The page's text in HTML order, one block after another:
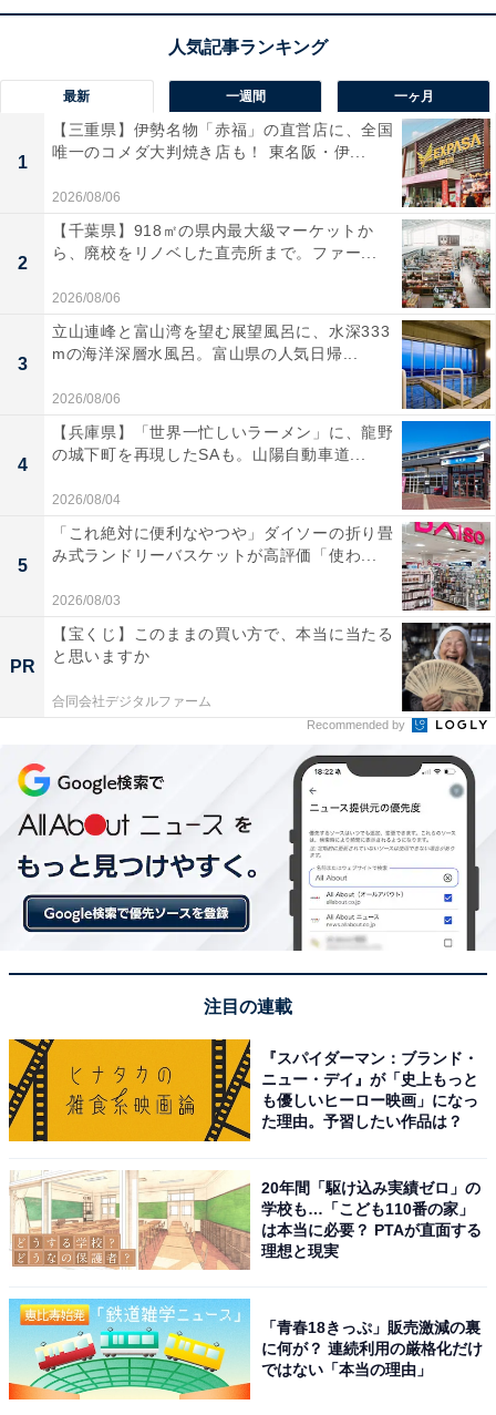
1 2
最新 一週間 一ヶ月
1
【三重県】伊勢名物「赤福」の直営店に、全国
唯一のコメダ大判焼き店も！ 東名阪・伊...
2026/08/06
2
【千葉県】918㎡の県内最大級マーケットか
ら、廃校をリノベした直売所まで。ファー...
2026/08/06
3
立山連峰と富山湾を望む展望風呂に、水深333
mの海洋深層水風呂。富山県の人気日帰...
2026/08/06
4
【兵庫県】「世界一忙しいラーメン」に、龍野
の城下町を再現したSAも。山陽自動車道...
2026/08/04
5
「これ絶対に便利なやつや」ダイソーの折り畳
み式ランドリーバスケットが高評価「使わ...
2026/08/03
PR
【宝くじ】このままの買い方で、本当に当たる
と思いますか
合同会社デジタルファーム
Recommended by
注目の連載
『スパイダーマン：ブランド・
ニュー・デイ』が「史上もっと
も優しいヒーロー映画」になっ
た理由。予習したい作品は？
20年間「駆け込み実績ゼロ」の
学校も…「こども110番の家」
は本当に必要？ PTAが直面する
理想と現実
「青春18きっぷ」販売激減の裏
に何が？ 連続利用の厳格化だけ
ではない「本当の理由」